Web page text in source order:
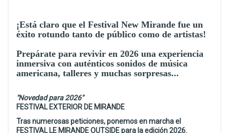
¡Está claro que el Festival New Mirande fue un
éxito rotundo tanto de público como de artistas!
Prepárate para revivir en 2026 una experiencia
inmersiva con auténticos sonidos de música
americana, talleres y muchas sorpresas...
"Novedad para 2026"
FESTIVAL EXTERIOR DE MIRANDE
Tras numerosas peticiones, ponemos en marcha el
FESTIVAL LE MIRANDE OUTSIDE para la edición 2026.